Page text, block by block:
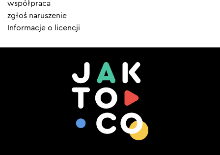
współpraca
zgłoś naruszenie
Informacje o licencji